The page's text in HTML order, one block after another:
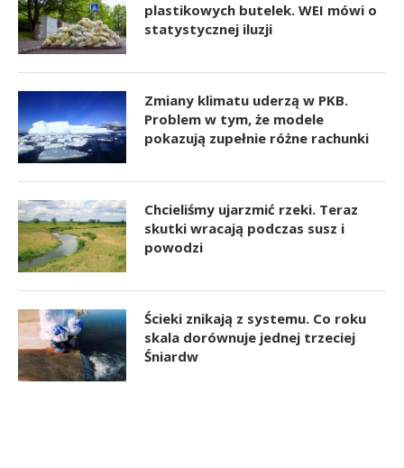
plastikowych butelek. WEI mówi o
statystycznej iluzji
Zmiany klimatu uderzą w PKB.
Problem w tym, że modele
pokazują zupełnie różne rachunki
Chcieliśmy ujarzmić rzeki. Teraz
skutki wracają podczas susz i
powodzi
Ścieki znikają z systemu. Co roku
skala dorównuje jednej trzeciej
Śniardw